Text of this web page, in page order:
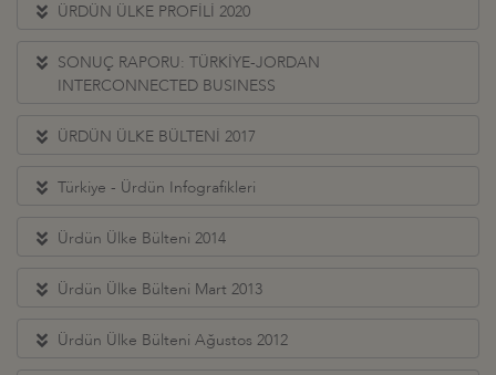
ÜRDÜN ÜLKE PROFİLİ 2020
SONUÇ RAPORU: TÜRKİYE-JORDAN
INTERCONNECTED BUSINESS
ÜRDÜN ÜLKE BÜLTENİ 2017
Türkiye - Ürdün Infografikleri
Ürdün Ülke Bülteni 2014
Ürdün Ülke Bülteni Mart 2013
Ürdün Ülke Bülteni Ağustos 2012